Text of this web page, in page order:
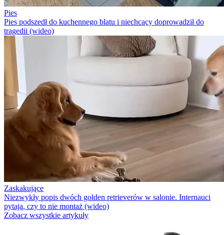
Pies
Pies podszedł do kuchennego blatu i niechcący doprowadził do
tragedii (wideo)
Zaskakujące
Niezwykły popis dwóch golden retrieverów w salonie. Internauci
pytają, czy to nie montaż (wideo)
Zobacz wszystkie artykuły